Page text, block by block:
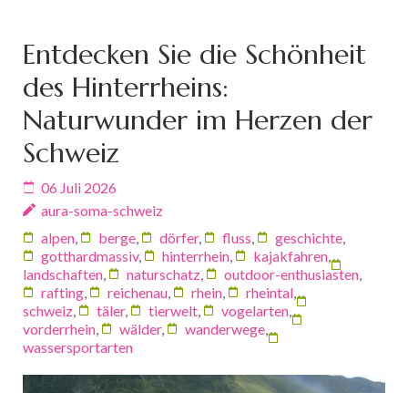
Entdecken Sie die Schönheit
des Hinterrheins:
Naturwunder im Herzen der
Schweiz
06 Juli 2026
aura-soma-schweiz
alpen
berge dörfer, fluss geschichte
gotthardmassiv, hinterrhein kajakfahren
landschaften
naturschatz outdoor-enthusiasten
rafting
reichenau rhein rheintal
schweiz
täler, tierwelt vogelarten
vorderrhein
wälder, wanderwege
wassersportarten